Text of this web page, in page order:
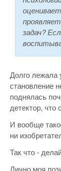
задач?
Долго лежала
становление
поднялась
детектор, что
И вообще
ни
Так что -
Лично моя